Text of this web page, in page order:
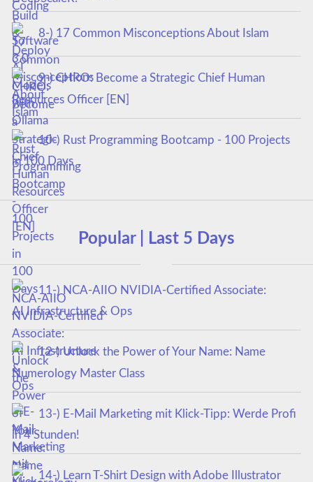
8-) 17 Common Misconceptions About Islam
9-) CHRO: Become a Strategic Chief Human
Resources Officer [EN]
10-) Rust Programming Bootcamp - 100 Projects
in 100 Days
Popular | Last 5 Days
11-) NCA‑AIIO NVIDIA‑Certified Associate:
AI Infrastructure & Ops
12-) Unlock the Power of Your Name: Name
Numerology Master Class
13-) E-Mail Marketing mit Klick-Tipp: Werde Profi
in 4 Stunden!
14-) Learn T-Shirt Design with Adobe Illustrator